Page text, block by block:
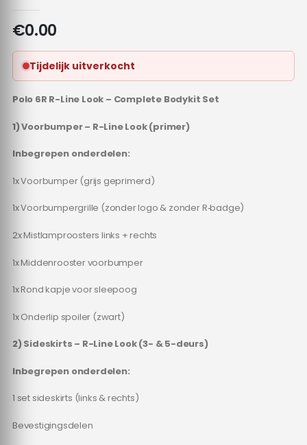
€0.00
Tijdelijk uitverkocht
Polo 6R R-Line Look – Complete Bodykit Set
1) Voorbumper – R-Line Look (primer)
Inbegrepen onderdelen:
1x Voorbumper (grijs geprimerd)
1x Voorbumpergrille (zonder logo & zonder R‑badge)
2x Mistlamproosters links + rechts
1x Middenrooster voorbumper
1x Rond kapje voor sleepoog
1x Onderlip spoiler (zwart)
2) Sideskirts – R-Line Look (3- & 5-deurs)
Inbegrepen onderdelen:
1 set sideskirts (links & rechts)
Bevestigingsdelen